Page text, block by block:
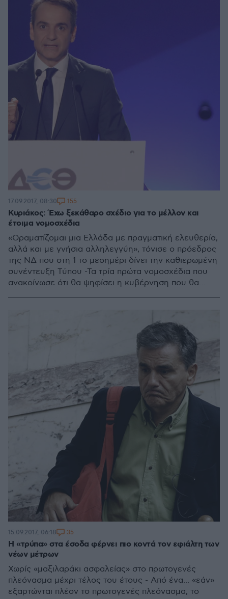
Κυριάκος: Έχω ξεκάθαρο σχέδιο για το μέλλον και
έτοιμα νομοσχέδια
«Οραματίζομαι μια Ελλάδα με πραγματική ελευθερία,
αλλά και με γνήσια αλληλεγγύη», τόνισε ο πρόεδρος
της ΝΔ που στη 1 το μεσημέρι δίνει την καθιερωμένη
συνέντευξη Τύπου -Τα τρία πρώτα νομοσχέδια που
ανακοίνωσε ότι θα ψηφίσει η κυβέρνηση που θα
17.09.2017, 08:30 155
Η «τρύπα» στα έσοδα φέρνει πιο κοντά τον εφιάλτη των
νέων μέτρων
Χωρίς «μαξιλαράκι ασφαλείας» στο πρωτογενές
πλεόνασμα μέχρι τέλος του έτους - Από ένα... «εάν»
εξαρτώνται πλέον το πρωτογενές πλεόνασμα, το
15.09.2017, 06:18 35